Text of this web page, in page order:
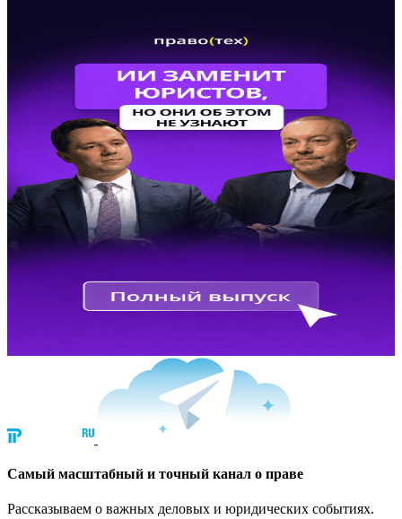
Cамый масштабный и точный канал о праве
Рассказываем о важных деловых и юридических событиях.